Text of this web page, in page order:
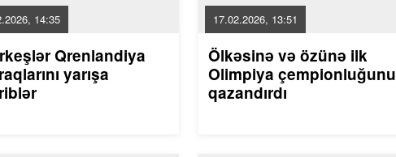
14:35
Qrenlandiya
yarışa
17.02.2026, 13:51
Ölkəsinə və özünə ilk
Olimpiya çempionluğunu
qazandırdı